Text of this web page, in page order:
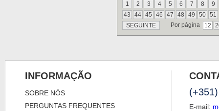
1 2 3 4 5 6 7 8
9
43
44 45 46 47 48 49 50 51
SEGUINTE
Por página 12
INFORMAÇÃO
SOBRE NÓS
PERGUNTAS FREQUENTES
E-mail: